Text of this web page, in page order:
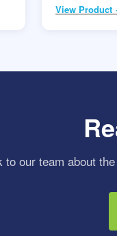
View Product
to our team about